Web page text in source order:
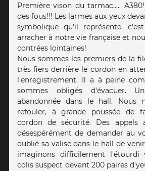
Première vison du tarmac.....
des fous!!! Les larmes aux yeux
symbolique qu'il représente,
arracher à notre vie française et
contrées lointaines!
Nous sommes les premiers de la
très fiers derrière le cordon en
l'enregistrement. Il a à peine
sommes obligés d'évacuer.
abandonnée dans le hall. Nous
refouler, à grande poussée de
cordon de sécurité. Des appels
désespérément de demander au
oublié sa valise dans le hall de
imaginons difficilement l'étourdi
colis suspect devant 200 paires